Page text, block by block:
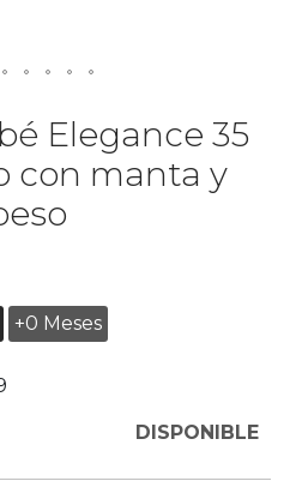
Elegance 35
con manta y
+0 Meses
DISPONIBLE